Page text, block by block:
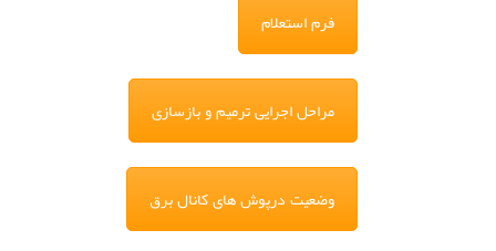
فرم استعلام
مراحل اجرایی ترمیم و بازسازی
وضعیت درپوش های کانال برق